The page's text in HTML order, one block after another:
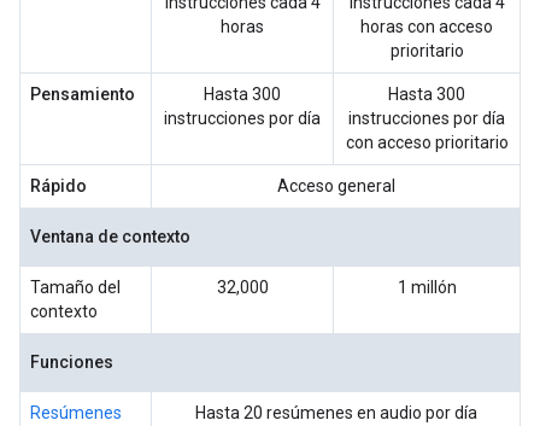
horas
horas con acceso
prioritario
Pensamiento
Hasta 300
instrucciones por día
Hasta 300
instrucciones por día
con acceso prioritario
Rápido Acceso general
Ventana de contexto
Tamaño del
contexto
32,000 1 millón
Funciones
Resúmenes
Hasta 20 resúmenes en audio por día